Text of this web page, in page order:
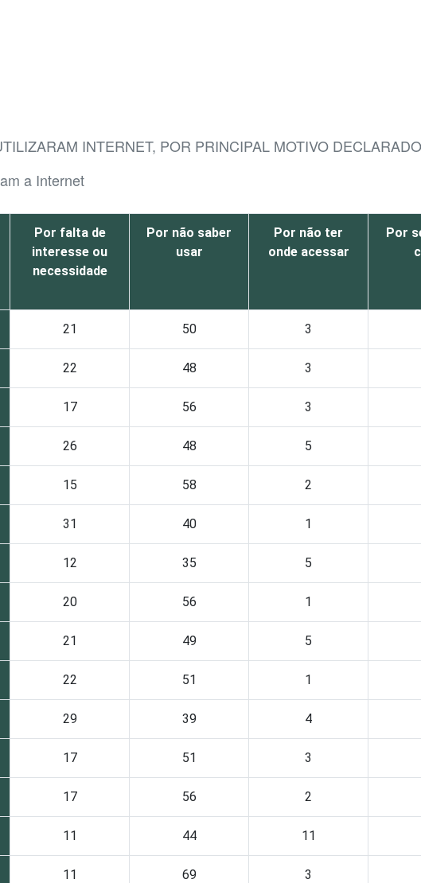
INTERNET, POR PRINCIPAL MOTIVO
a Internet
Por falta de
interesse ou
necessidade
Por não saber
usar
Por não ter
onde acessar
Por
21 50 3
22 48 3
17 56 3
26 48 5
15 58 2
31 40 1
12 35 5
20 56 1
21 49 5
22 51 1
29 39 4
17 51 3
17 56 2
11 44 11
11 69 3